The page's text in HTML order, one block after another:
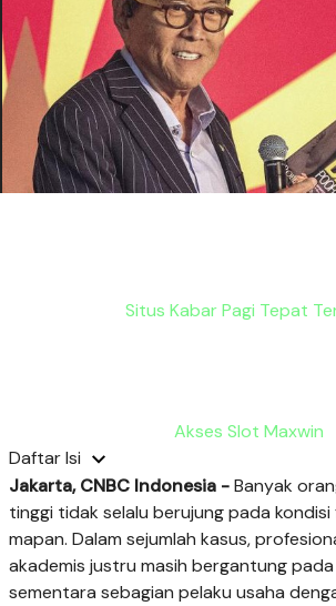
Situs Kabar Pagi Tepat
Akses Slot Maxwin
Daftar Isi
Jakarta, CNBC Indonesia -Banyak
tinggi tidak selalu berujung pada kondisi
mapan. Dalam sejumlah kasus,
akademis justru masih bergantung pada
sementara sebagian pelaku usaha